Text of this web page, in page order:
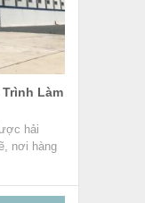
Làm
hải
nơi hàng